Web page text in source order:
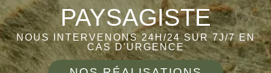
PAYSAGISTE
NOUS INTERVENONS 24H/24 SUR 7J/7 EN
CAS D'URGENCE